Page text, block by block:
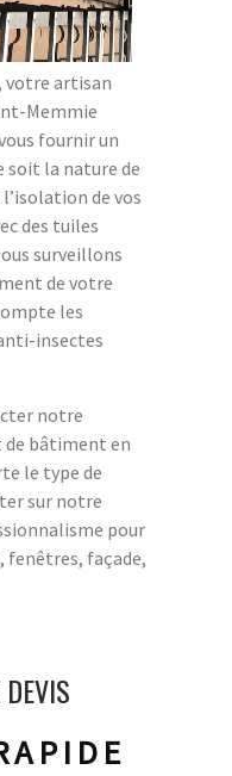
votre artisan
Memmie
fournir un
soit la nature de
de vos
des tuiles
surveillons
de votre
les
insectes
notre
de bâtiment en
le type de
sur notre
pour
façade,